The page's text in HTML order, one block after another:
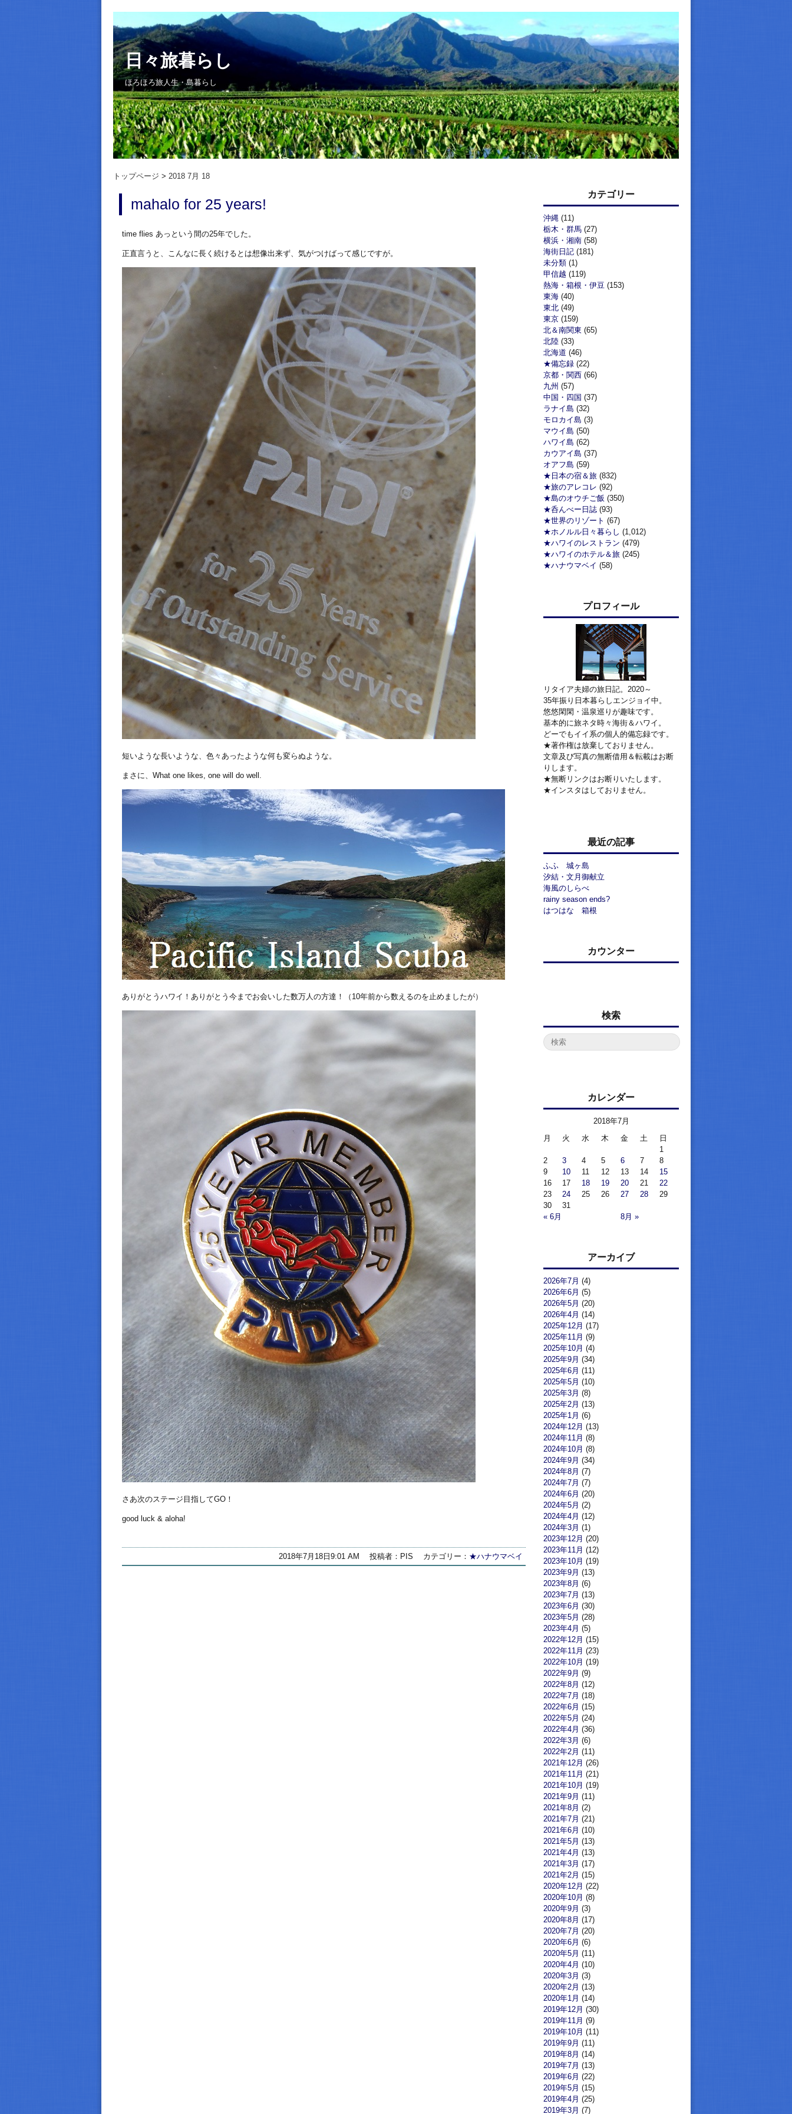
日々旅暮らし
ほろほろ旅人生・島暮らし
トップページ 2018 7月 18
mahalo for 25 years!
time flies あっという間の25年でした。
正直言うと、こんなに長く続けるとは想像出来ず、気がつけばって感じですが。
短いような長いような、色々あったような何も変らぬような。
まさに、What one likes, one will do well.
ありがとうハワイ！ありがとう今までお会いした数万人の方達！（10年前から数えるのを止めましたが）
さあ次のステージ目指してGO！
good luck & aloha!
2018年7月18日9:01 AM 投稿者：PIS カテゴリー： ★ハナウマベイ
カテゴリー
沖縄 (11)
栃木・群馬 (27)
横浜・湘南 (58)
海街日記 (181)
未分類 (1)
甲信越 (119)
熱海・箱根・伊豆 (153)
東海 (40)
東北 (49)
東京 (159)
北＆南関東 (65)
北陸 (33)
北海道 (46)
★備忘録 (22)
京都・関西 (66)
九州 (57)
中国・四国 (37)
ラナイ島 (32)
モロカイ島 (3)
マウイ島 (50)
ハワイ島 (62)
カウアイ島 (37)
オアフ島 (59)
★日本の宿＆旅 (832)
★旅のアレコレ (92)
★島のオウチご飯 (350)
★呑んべー日誌 (93)
★世界のリゾート (67)
★ホノルル日々暮らし (1,012)
★ハワイのレストラン (479)
★ハワイのホテル＆旅 (245)
★ハナウマベイ (58)
プロフィール
リタイア夫婦の旅日記。2020～
35年振り日本暮らしエンジョイ中。
悠悠閑閑・温泉巡りが趣味です。
基本的に旅ネタ時々海街＆ハワイ。
どーでもイイ系の個人的備忘録です。
★著作権は放棄しておりません。
文章及び写真の無断借用＆転載はお断
りします。
★無断リンクはお断りいたします。
★インスタはしておりません。
最近の記事
ふふ 城ヶ島
汐結・文月御献立
海風のしらべ
rainy season ends?
はつはな 箱根
カウンター
検索
カレンダー
2018年7月
月
火 水 木 金 土 日
« 6月 8月 »
1
2
3 4 5 6 7
8
9
10 11 12 13 14
15
16
17 18 19 20 21
22
23
24 25 26 27 28
29
30
31
アーカイブ
2026年7月 (4)
2026年6月 (5)
2026年5月 (20)
2026年4月 (14)
2025年12月 (17)
2025年11月 (9)
2025年10月 (4)
2025年9月 (34)
2025年6月 (11)
2025年5月 (10)
2025年3月 (8)
2025年2月 (13)
2025年1月 (6)
2024年12月 (13)
2024年11月 (8)
2024年10月 (8)
2024年9月 (34)
2024年8月 (7)
2024年7月 (7)
2024年6月 (20)
2024年5月 (2)
2024年4月 (12)
2024年3月 (1)
2023年12月 (20)
2023年11月 (12)
2023年10月 (19)
2023年9月 (13)
2023年8月 (6)
2023年7月 (13)
2023年6月 (30)
2023年5月 (28)
2023年4月 (5)
2022年12月 (15)
2022年11月 (23)
2022年10月 (19)
2022年9月 (9)
2022年8月 (12)
2022年7月 (18)
2022年6月 (15)
2022年5月 (24)
2022年4月 (36)
2022年3月 (6)
2022年2月 (11)
2021年12月 (26)
2021年11月 (21)
2021年10月 (19)
2021年9月 (11)
2021年8月 (2)
2021年7月 (21)
2021年6月 (10)
2021年5月 (13)
2021年4月 (13)
2021年3月 (17)
2021年2月 (15)
2020年12月 (22)
2020年10月 (8)
2020年9月 (3)
2020年8月 (17)
2020年7月 (20)
2020年6月 (6)
2020年5月 (11)
2020年4月 (10)
2020年3月 (3)
2020年2月 (13)
2020年1月 (14)
2019年12月 (30)
2019年11月 (9)
2019年10月 (11)
2019年9月 (11)
2019年8月 (14)
2019年7月 (13)
2019年6月 (22)
2019年5月 (15)
2019年4月 (25)
2019年3月 (7)